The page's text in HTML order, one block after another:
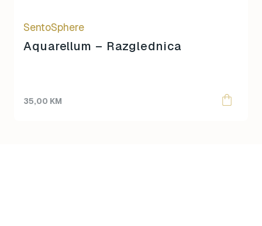
SentoSphere
Aquarellum – Razglednica
35,00 KM